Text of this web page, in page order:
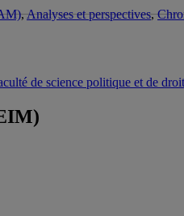
,Analyses et perspectives,